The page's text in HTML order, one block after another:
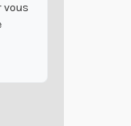
vous